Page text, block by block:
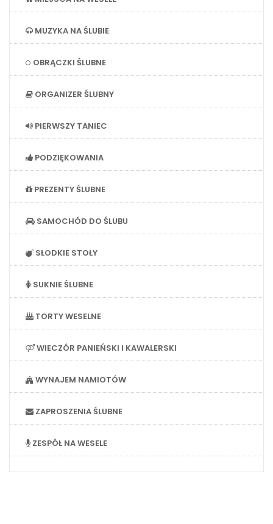
MUZYKA NA ŚLUBIE
OBRĄCZKI ŚLUBNE
ORGANIZER ŚLUBNY
PIERWSZY TANIEC
PODZIĘKOWANIA
PREZENTY ŚLUBNE
SAMOCHÓD DO ŚLUBU
SŁODKIE STOŁY
SUKNIE ŚLUBNE
TORTY WESELNE
WIECZÓR PANIEŃSKI I KAWALERSKI
WYNAJEM NAMIOTÓW
ZAPROSZENIA ŚLUBNE
ZESPÓŁ NA WESELE